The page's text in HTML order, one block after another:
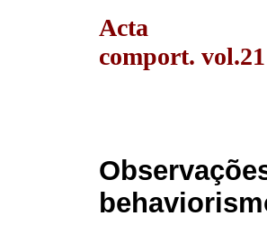
Acta
comport.